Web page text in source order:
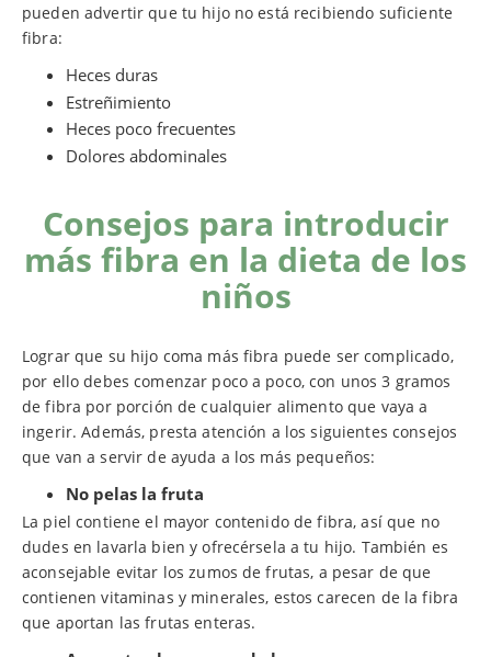
pueden advertir que tu hijo no está recibiendo suficiente
fibra:
Heces duras
Estreñimiento
Heces poco frecuentes
Dolores abdominales
Consejos para introducir
más fibra en la dieta de los
niños
Lograr que su hijo coma más fibra puede ser complicado,
por ello debes comenzar poco a poco, con unos 3 gramos
de fibra por porción de cualquier alimento que vaya a
ingerir. Además, presta atención a los siguientes consejos
que van a servir de ayuda a los más pequeños:
No pelas la fruta
La piel contiene el mayor contenido de fibra, así que no
dudes en lavarla bien y ofrecérsela a tu hijo. También es
aconsejable evitar los zumos de frutas, a pesar de que
contienen vitaminas y minerales, estos carecen de la fibra
que aportan las frutas enteras.